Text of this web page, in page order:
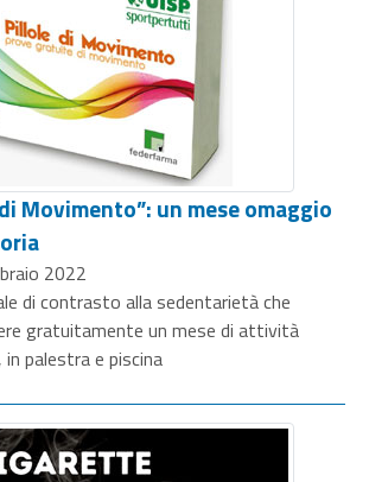
Movimento”: un mese omaggio
2022
di contrasto alla sedentarietà che
gratuitamente un mese di attività
palestra e piscina